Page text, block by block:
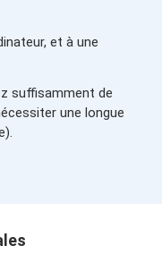
et à une
suffisamment de
une longue